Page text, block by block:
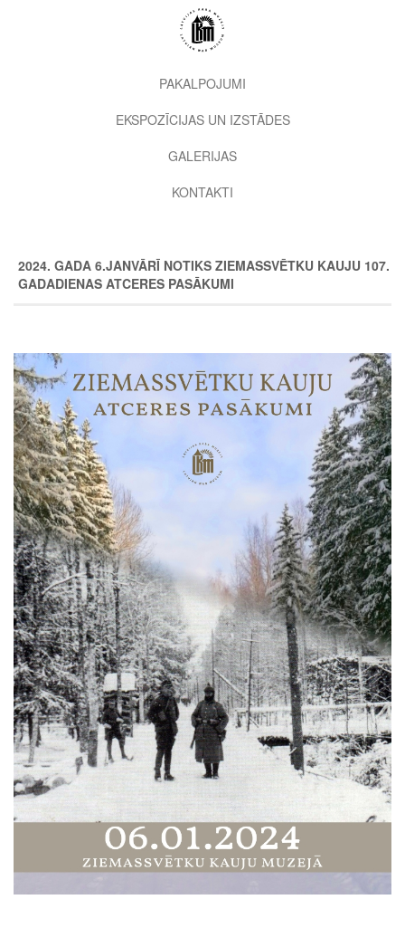
level
PAKALPOJUMI
EKSPOZĪCIJAS UN IZSTĀDES
GALERIJAS
KONTAKTI
2024. GADA 6.JANVĀRĪ NOTIKS ZIEMASSVĒTKU KAUJU 107.
GADADIENAS ATCERES PASĀKUMI
Image